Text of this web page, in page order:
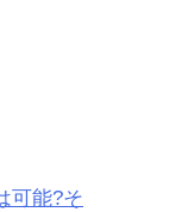
可能?そ